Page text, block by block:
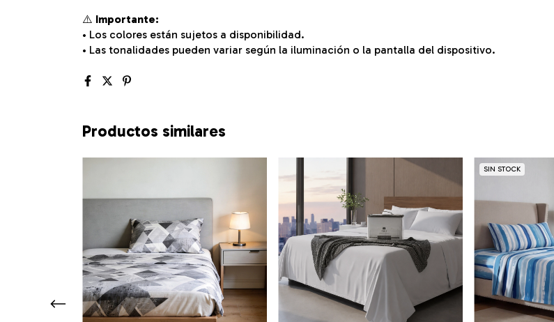
⚠️ Importante:
• Los colores están sujetos a disponibilidad.
• Las tonalidades pueden variar según la iluminación o la pantalla del dispositivo.
Productos similares
SIN STOCK